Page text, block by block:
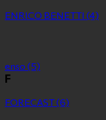
ENRICO BENETTI (4)
enso (5)
F
FORECAST(6)